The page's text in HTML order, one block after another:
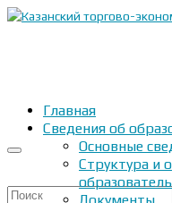
Искать:
Главная
Сведения об
Основные
Структура и